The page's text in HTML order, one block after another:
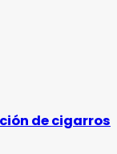
de cigarros